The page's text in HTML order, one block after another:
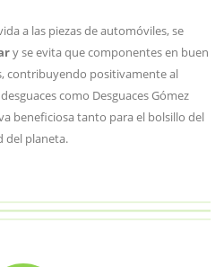
a las piezas de automóviles, se
y se evita que componentes en buen
contribuyendo positivamente al
como Desguaces Gómez
beneficiosa tanto para el bolsillo del
del planeta.